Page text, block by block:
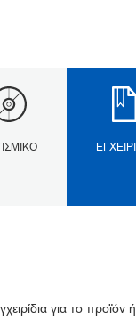
για το προϊόν